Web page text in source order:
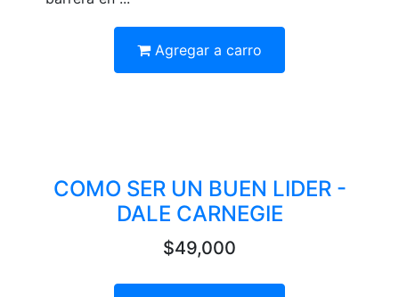
Agregar a carro
COMO SER UN BUEN LIDER -
DALE CARNEGIE
$49,000